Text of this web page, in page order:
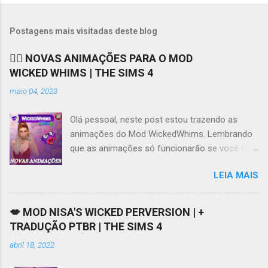
Postagens mais visitadas deste blog
❤️‍🔥 NOVAS ANIMAÇÕES PARA O MOD
WICKED WHIMS | THE SIMS 4
maio 04, 2023
Olá pessoal, neste post estou trazendo as
animações do Mod WickedWhims. Lembrando
que as animações só funcionarão se você tiver
acessar os links para download do Mod e da
tradução no meu Patreon AQUI . Se tiver
dificuldades em acessar o Patreon, este vídeo
AQUI pode ajudar. Ao contrário do que muita
gente diz ou pensa, o Mod WickedWhims não
LEIA MAIS
💋 MOD NISA'S WICKED PERVERSION | +
TRADUÇÃO PTBR | THE SIMS 4
abril 18, 2022